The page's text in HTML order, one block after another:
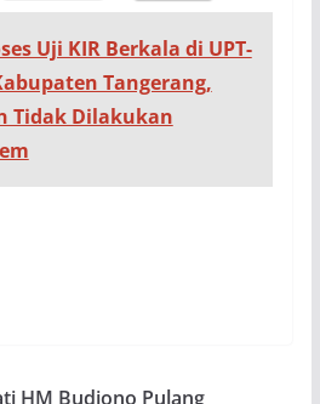
Uji KIR Berkala di UPT-
Tangerang,
Tidak Dilakukan
HM Budiono Pulang